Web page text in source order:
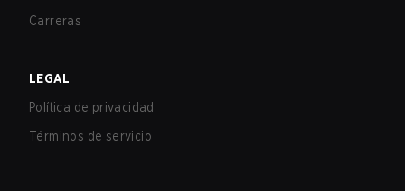
Carreras
LEGAL
Política de privacidad
Términos de servicio